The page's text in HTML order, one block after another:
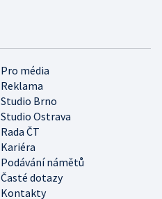
Pro média
Reklama
Studio Brno
Studio Ostrava
Rada ČT
Kariéra
Podávání námětů
Časté dotazy
Kontakty